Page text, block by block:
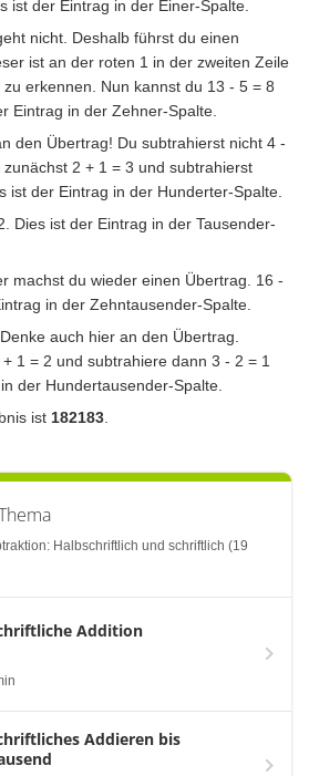
ist der Eintrag in der Einer-Spalte.
nicht. Deshalb führst du einen
ist an der roten 1 in der zweiten Zeile
erkennen. Nun kannst du 13 - 5 = 8
Eintrag in der Zehner-Spalte.
den Übertrag! Du subtrahierst nicht 4 -
2 + 1 = 3 und subtrahierst
ist der Eintrag in der Hunderter-Spalte.
Dies ist der Eintrag in der Tausender-
machst du wieder einen Übertrag. 16 -
in der Zehntausender-Spalte.
auch hier an den Übertrag.
1 = 2 und subtrahiere dann 3 - 2 = 1
der Hundertausender-Spalte.
ist 182183
Halbschriftlich und schriftlich (19
Addition
Addieren bis